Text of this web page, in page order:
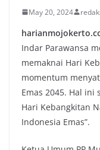
May 20, 2024
Indar Parawansa
memaknai Hari
momentum
Emas 2045. Hal
Hari Kebangkitan
Indonesia Emas”.